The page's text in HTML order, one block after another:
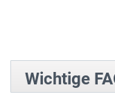
Wichtige